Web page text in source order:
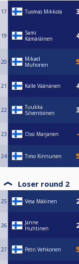
17 Tuomas Mikkola
19
Sami
Kämäräinen
20
Mikael
Muhonen
21 Kalle Väänänen
22
Tuukka
Silventoinen
23 Ossi Marjanen
24 Timo Kinnunen
Loser round 2
25 Vesa Mäkinen
26
Janne
Huhtinen
27 Petri Vehkonen